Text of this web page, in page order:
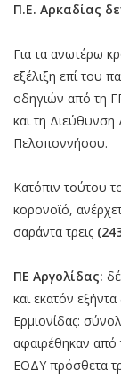
Π.Ε. Αρκαδίας
Για τα ανωτέρω
εξέλιξη επί του
οδηγιών από τη
και τη Διεύθυνση
Πελοποννήσου.
Κατόπιν τούτου
κορονοϊό,
σαράντα τρεις
ΠΕ Αργολίδας:
και εκατόν
Ερμιονίδας:
αφαιρέθηκαν από
ΕΟΔΥ πρόσθετα